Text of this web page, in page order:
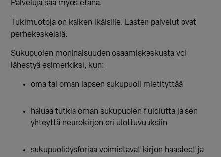
Palveluja saa myös etänä.
Tukimuotoja on kaiken ikäisille. Lasten palvelut ovat
perhekeskeisiä.
Sukupuolen moninaisuuden osaamiskeskusta voi
lähestyä esimerkiksi, kun:
oma tai oman lapsen sukupuoli mietityttää
haluaa tutkia oman sukupuolen fluidiutta ja sen
yhteyttä neurokirjon eri ulottuvuuksiin
sukupuolidysforiaa voimistavat kirjon haasteet ja